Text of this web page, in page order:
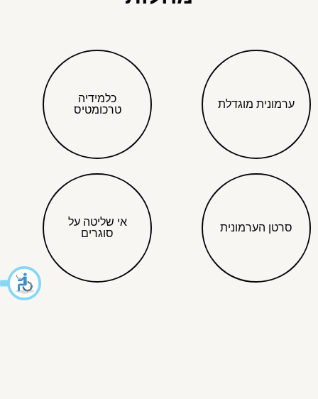
ערמונית מוגדלת
כלמידיה
טרכומטיס
סרטן הערמונית
אי שליטה על
סוגרים